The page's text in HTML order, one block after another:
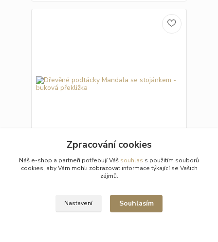
Dřevěné podtácky Mandala se stojánkem -
buková překližka
ochrana stolu a stylový doplněk do každé
domácnosti.
157 Kč
Zpracování cookies
Náš e-shop a partneři potřebují Váš souhlas s použitím souborů
cookies, aby Vám mohli zobrazovat informace týkající se Vašich
zájmů.
Nastavení Souhlasím